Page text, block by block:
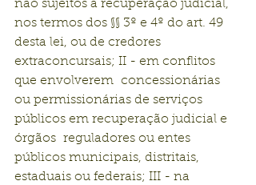
não sujeitos à recuperação judicial,
nos termos dos §§ 3º e 4º do art. 49
desta lei, ou de credores
extraconcursais; II - em conflitos
que envolverem  concessionárias
ou permissionárias de serviços
públicos em recuperação judicial e
órgãos  reguladores ou entes
públicos municipais, distritais,
estaduais ou federais; III - na